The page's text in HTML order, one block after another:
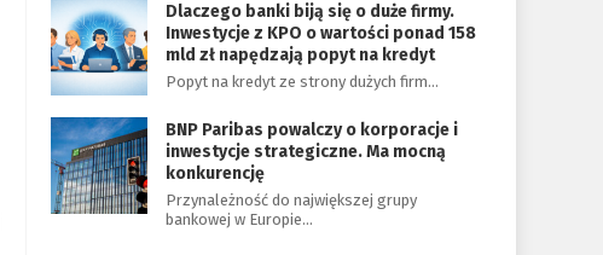
Dlaczego banki biją się o duże firmy.
Inwestycje z KPO o wartości ponad 158
mld zł napędzają popyt na kredyt
Popyt na kredyt ze strony dużych firm…
BNP Paribas powalczy o korporacje i
inwestycje strategiczne. Ma mocną
konkurencję
Przynależność do największej grupy
bankowej w Europie…